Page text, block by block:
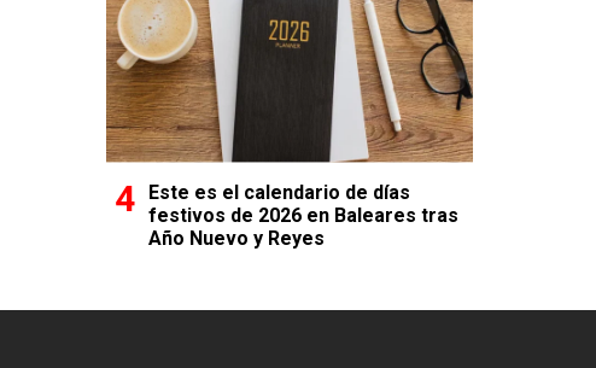
Este es el calendario de días
festivos de 2026 en Baleares tras
Año Nuevo y Reyes